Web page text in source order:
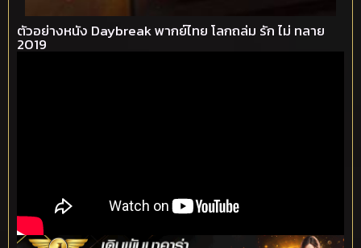
ตัวอย่างหนัง Daybreak พากย์ไทย โลกถล่ม รัก ไม่ ทลาย
2019